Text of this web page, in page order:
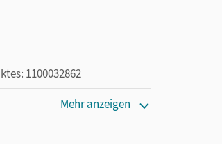
1100032862
Mehr anzeigen